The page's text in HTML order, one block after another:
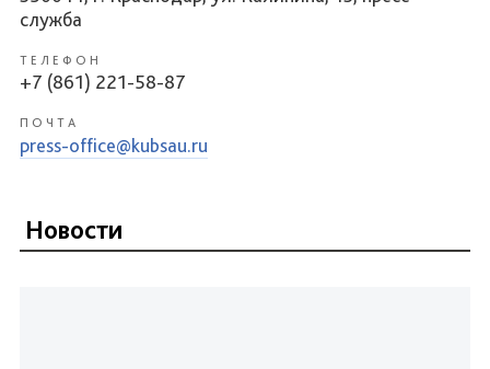
служба
ТЕЛЕФОН
+7 (861) 221-58-87
ПОЧТА
press-office@kubsau.ru
Новости